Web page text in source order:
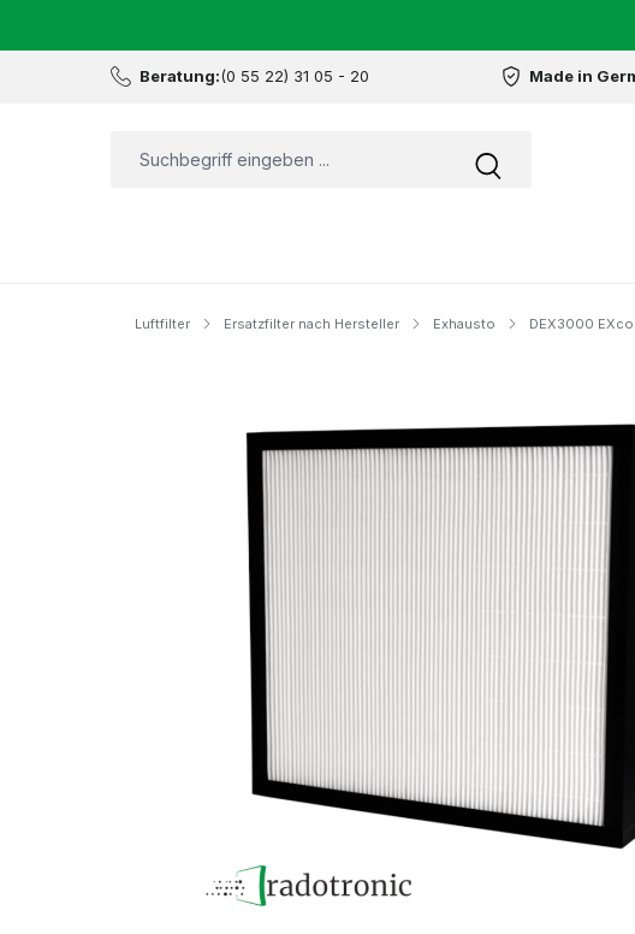
Beratung:(0 55 22) 31 05 - 20 Made in
Luftfilter Ersatzfilter nach Hersteller Exhausto DEX3000